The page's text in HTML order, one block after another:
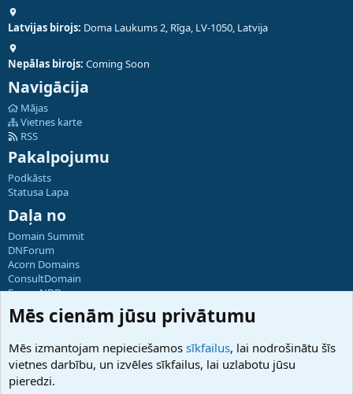
Latvijas birojs: Doma Laukums 2, Rīga, LV-1050, Latvija
Nepālas birojs: Coming Soon
Navigācija
Mājas
Vietnes karte
RSS
Pakalpojumu
Podkāsts
Statusa Lapa
Daļa no
Domain Summit
DNForum
Acorn Domains
ConsultDomain
ForumNDD
Domainforum.ro
27.be
Hostmaria
Atbalsts
Mēs cienām jūsu privātumu
Mēs izmantojam nepieciešamos sīkfailus, lai nodrošinātu šīs
vietnes darbību, un izvēles sīkfailus, lai uzlabotu jūsu
pieredzi.